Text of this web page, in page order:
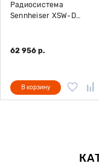
Радиосистема
Sennheiser XSW-D
62 956 р.
В корзину